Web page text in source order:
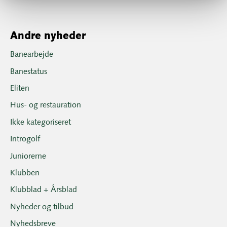
Andre nyheder
Banearbejde
Banestatus
Eliten
Hus- og restauration
Ikke kategoriseret
Introgolf
Juniorerne
Klubben
Klubblad + Årsblad
Nyheder og tilbud
Nyhedsbreve